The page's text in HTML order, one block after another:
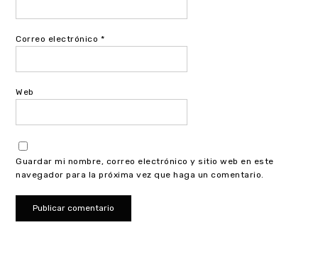
Correo electrónico *
Web
Guardar mi nombre, correo electrónico y sitio web en este
navegador para la próxima vez que haga un comentario.